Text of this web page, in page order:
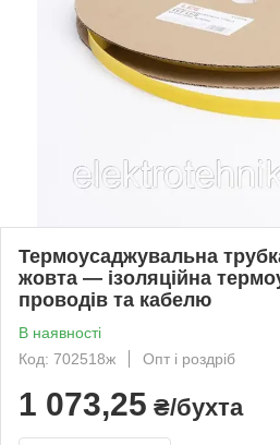
Термоусаджувальна
жовта — ізоляційна
проводів та кабелю
В наявності
Код: 702518ж
Опт і роздріб
1 073,25 ₴/бухта